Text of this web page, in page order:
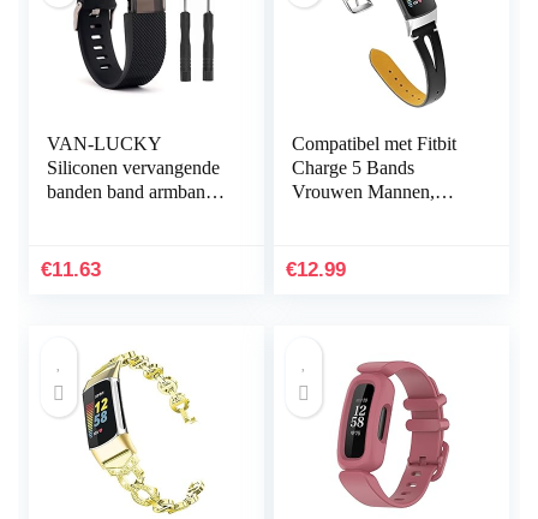
VAN-LUCKY
Siliconen vervangende
banden band armband
accessoires groot
€11.63
Compatibel met Fitbit
Charge 5 Bands
Vrouwen Mannen,
Horlogeband
€12.99